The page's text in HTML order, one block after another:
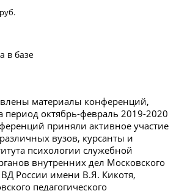
в базе
материалы конференций,
период октябрь-февраль 2019-2020
приняли активное участие
вузов, курсанты и
психологии служебной
внутренних дел Московского
России имени В.Я. Кикотя,
педагогического